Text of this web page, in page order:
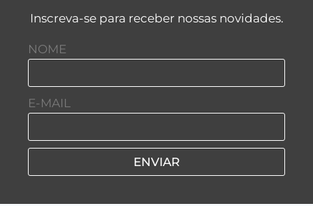
Inscreva-se para receber nossas novidades.
NOME
E-MAIL
ENVIAR